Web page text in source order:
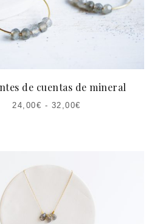
de cuentas de mineral
24,00€ - 32,00€